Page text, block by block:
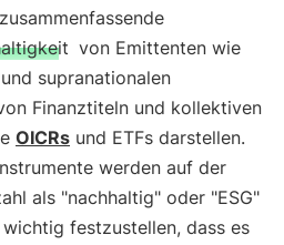
von Emittenten wie
supranationalen
Finanztiteln und kollektiven
OICRs und ETFs darstellen.
werden auf der
als "nachhaltig" oder "ESG"
festzustellen, dass es